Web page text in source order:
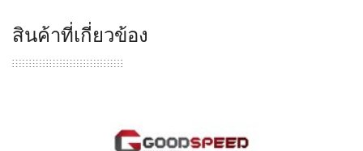
สินค้าที่เกี่ยวข้อง